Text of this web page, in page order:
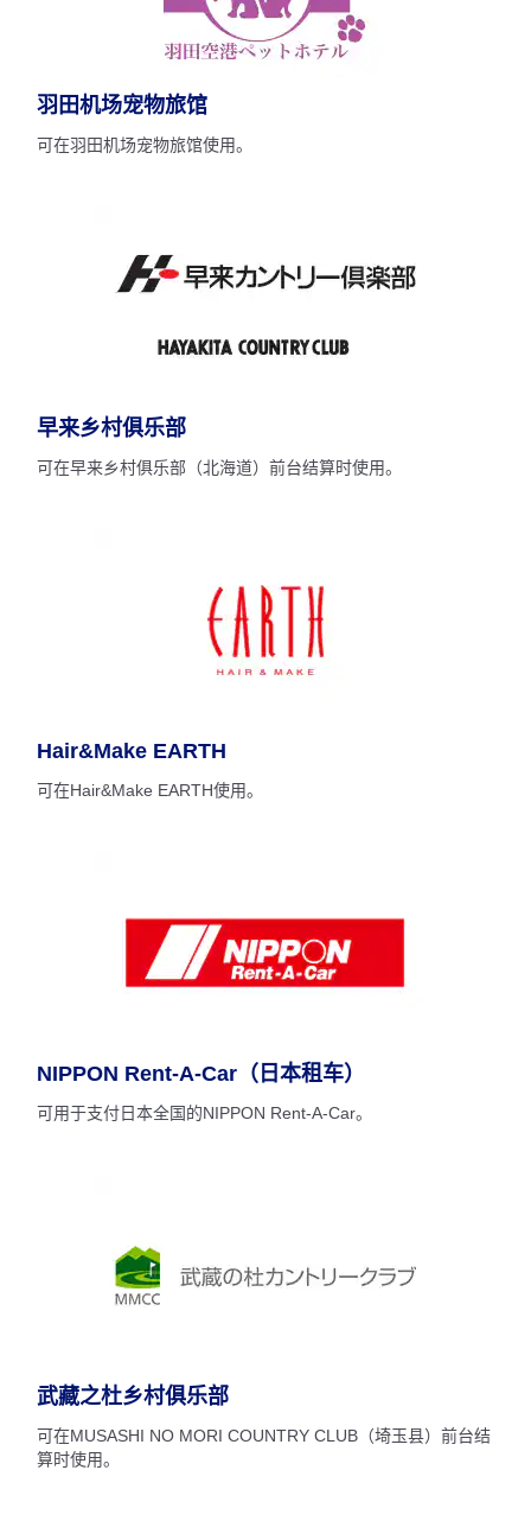
羽田机场宠物旅馆
可在羽田机场宠物旅馆使用。
早来乡村俱乐部
可在早来乡村俱乐部（北海道）前台结算时使用。
Hair&Make EARTH
可在Hair&Make EARTH使用。
NIPPON Rent-A-Car（日本租车）
可用于支付日本全国的NIPPON Rent-A-Car。
武藏之杜乡村俱乐部
可在MUSASHI NO MORI COUNTRY CLUB（埼玉县）前台结
算时使用。